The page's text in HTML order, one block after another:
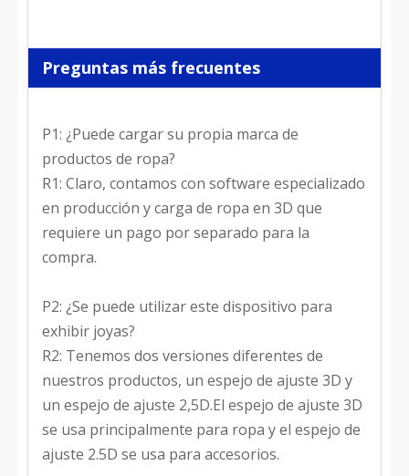
Preguntas más frecuentes
P1: ¿Puede cargar su propia marca de
productos de ropa?
R1: Claro, contamos con software especializado
en producción y carga de ropa en 3D que
requiere un pago por separado para la
compra.
P2: ¿Se puede utilizar este dispositivo para
exhibir joyas?
R2: Tenemos dos versiones diferentes de
nuestros productos, un espejo de ajuste 3D y
un espejo de ajuste 2,5D.El espejo de ajuste 3D
se usa principalmente para ropa y el espejo de
ajuste 2.5D se usa para accesorios.